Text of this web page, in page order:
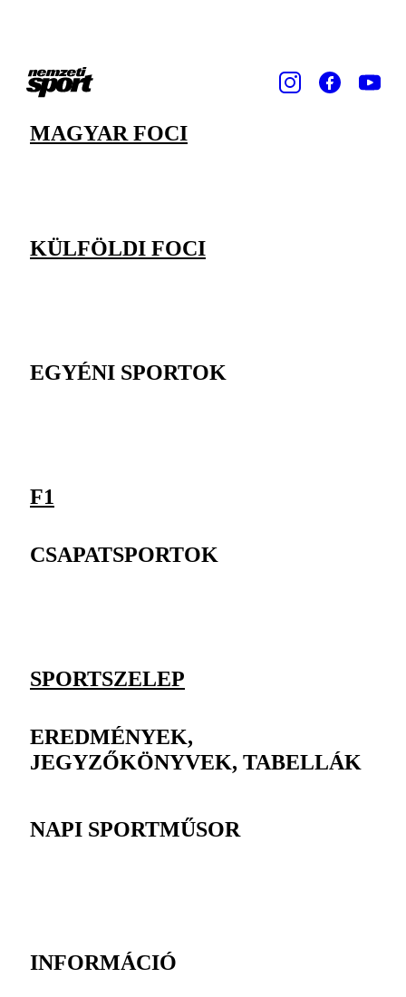
MAGYAR FOCI
KÜLFÖLDI FOCI
EGYÉNI SPORTOK
F1
CSAPATSPORTOK
SPORTSZELEP
EREDMÉNYEK,
JEGYZŐKÖNYVEK, TABELLÁK
NAPI SPORTMŰSOR
INFORMÁCIÓ